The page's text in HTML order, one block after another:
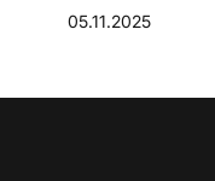
05.11.2025